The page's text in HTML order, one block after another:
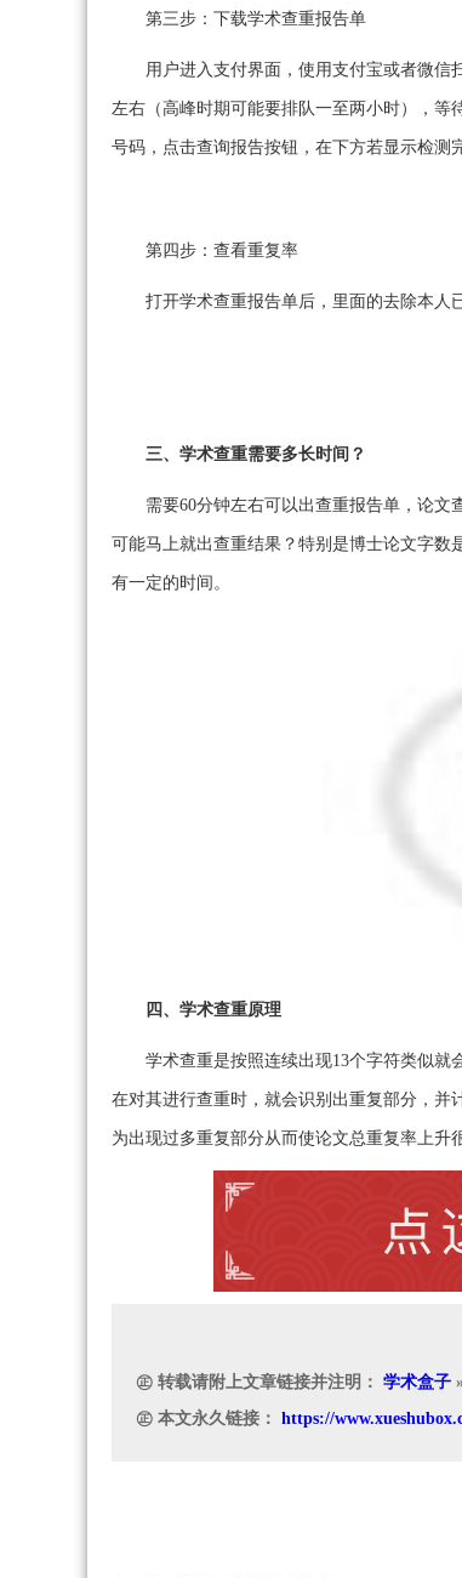
第三步：下载学术查重报告单
用户进入支付界面，使用支付宝或者微信
左右（高峰时期可能要排队一至两小时），等
号码，点击查询报告按钮，在下方若显示检测
第四步：查看重复率
打开学术查重报告单后，里面的去除本人
三、学术查重需要多长时间？
需要60分钟左右可以出查重报告单，论
可能马上就出查重结果？特别是博士论文字数
有一定的时间。
四、学术查重原理
学术查重是按照连续出现13个字符类似
在对其进行查重时，就会识别出重复部分，并
为出现过多重复部分从而使论文总重复率上升
㊣ 转载请附上文章链接并注明： 学术盒子
㊣ 本文永久链接： https://